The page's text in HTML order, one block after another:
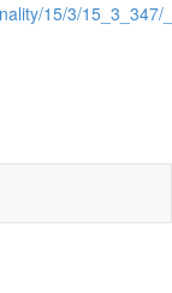
15/3/15_3_347/